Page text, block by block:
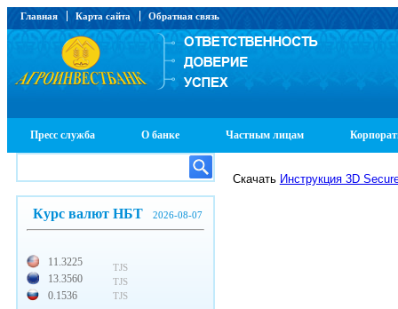
Главная Карта сайта Обратная связь
Пресс служба О банке Частным лицам
Курс валют НБТ 2026-08-07
11.3225
13.3560
0.1536
TJS
TJS
TJS
Скачать Инструкция 3D